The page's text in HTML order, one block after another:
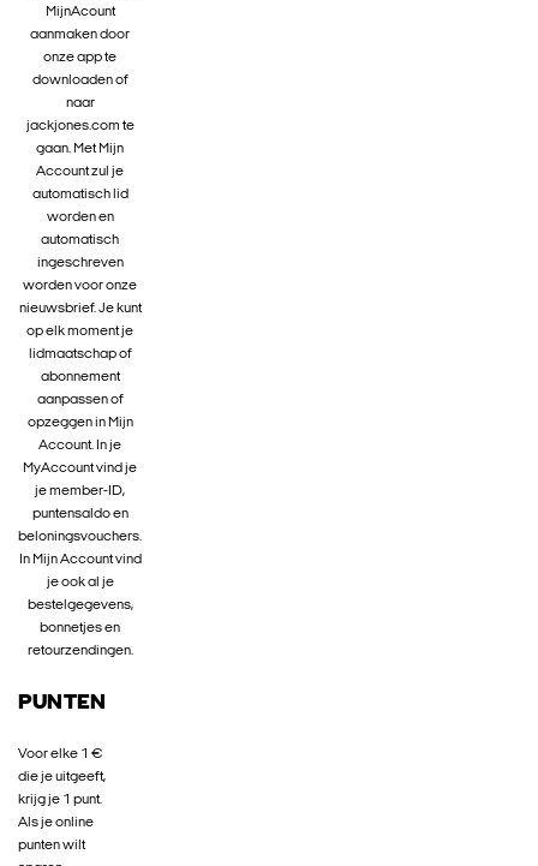
MijnAcount
aanmaken door
onze app te
downloaden of
naar
jackjones.com te
gaan. Met Mijn
Account zul je
automatisch lid
worden en
automatisch
ingeschreven
worden voor onze
nieuwsbrief. Je kunt
op elk moment je
lidmaatschap of
abonnement
aanpassen of
opzeggen in Mijn
Account. In je
MyAccount vind je
je member-ID,
puntensaldo en
beloningsvouchers.
In Mijn Account vind
je ook al je
bestelgegevens,
bonnetjes en
retourzendingen.
PUNTEN
Voor elke 1 €
die je uitgeeft,
krijg je 1 punt.
Als je online
punten wilt